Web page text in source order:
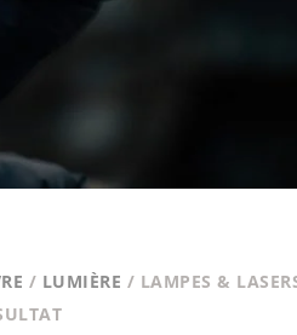
/ LUMIÈRE / LAMPES &